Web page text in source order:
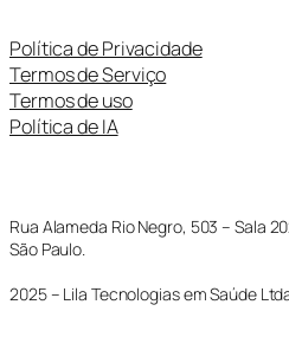
Política de Privacidade
Termos de Serviço
Termos de uso
Política de IA
Rua Alameda Rio Negro, 503 – Sala
São Paulo.
2025 – Lila Tecnologias em Saúde